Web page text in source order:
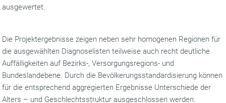
ausgewertet.
Die Projektergebnisse zeigen neben sehr homogenen Regionen für
die ausgewählten Diagnoselisten teilweise auch recht deutliche
Auffälligkeiten auf Bezirks-, Versorgungsregions- und
Bundeslandebene. Durch die Bevölkerungsstandardisierung können
für die entsprechend aggregierten Ergebnisse Unterschiede der
Alters – und Geschlechtsstruktur ausgeschlossen werden.